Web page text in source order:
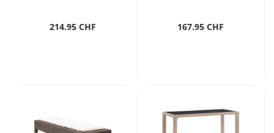
214.95 CHF 167.95 CHF